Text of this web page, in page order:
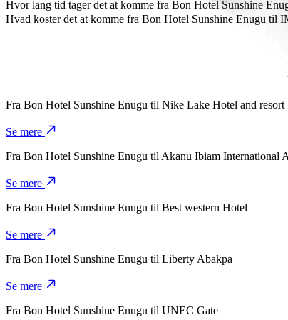
IMT Campus 3 er cirka 2,8 km fra Bon Hotel Sunshine
Hvor lang tid tager det at komme fra Bon Hotel Sunshine
Det tager ca. 8 min. at komme fra Bon Hotel Sunshine
Hvad koster det at komme fra Bon Hotel Sunshine Enugu til
Fra Bon Hotel Sunshine Enugu til Nike Lake Hotel and resort
Se mere
Fra Bon Hotel Sunshine Enugu til Akanu Ibiam International
Se mere
Fra Bon Hotel Sunshine Enugu til Best western Hotel
Se mere
Fra Bon Hotel Sunshine Enugu til Liberty Abakpa
Se mere
Fra Bon Hotel Sunshine Enugu til UNEC Gate